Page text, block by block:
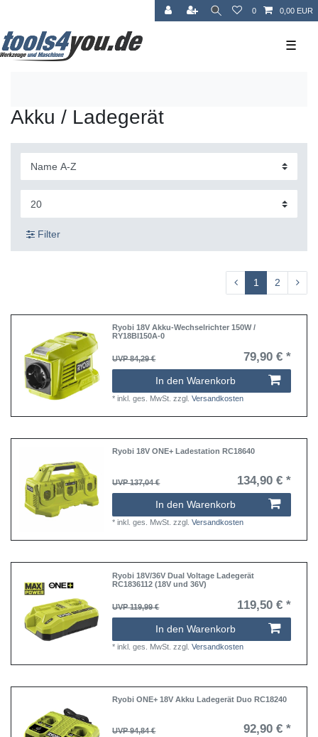
0 0,00 EUR
☰
Akku / Ladegerät
Filter
1 2
Ryobi 18V Akku-Wechselrichter 150W /
RY18BI150A-0
UVP 84,29 € 79,90 € *
In den Warenkorb
*inkl. ges. MwSt. zzgl.Versandkosten
Ryobi 18V ONE+ Ladestation RC18640
UVP 137,04 € 134,90 € *
In den Warenkorb
*inkl. ges. MwSt. zzgl.Versandkosten
Ryobi 18V/36V Dual Voltage Ladegerät
RC1836112 (18V und 36V)
UVP 119,99 € 119,50 € *
In den Warenkorb
*inkl. ges. MwSt. zzgl.Versandkosten
Ryobi ONE+ 18V Akku Ladegerät Duo RC18240
UVP 94,84 € 92,90 € *